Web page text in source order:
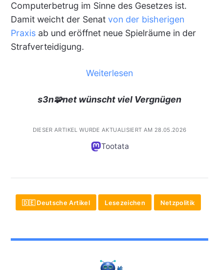
Computerbetrug im Sinne des Gesetzes ist.
Damit weicht der Senat von der bisherigen
Praxisab und eröffnet neue Spielräume in der
Strafverteidigung.
Weiterlesen
s3n🧩net wünscht viel Vergnügen
DIESER ARTIKEL WURDE AKTUALISIERT AM 28.05.2026
Tootata
🇩🇪 Deutsche Artikel Lesezeichen Netzpolitik